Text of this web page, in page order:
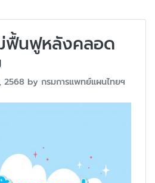
ฟื้นฟูหลังคลอด
2568 by กรมการแพทย์แผนไทยฯ